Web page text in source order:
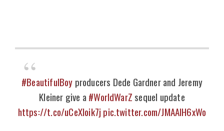
#BeautifulBoy producers Dede Gardner and Jeremy
Kleiner give a #WorldWarZsequel update
https://t.co/uCeXloik7j pic.twitter.com/JMAAIH6xWo